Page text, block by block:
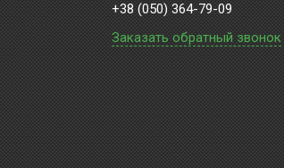
+38 (050) 364-79-09
Заказать обратный звонок